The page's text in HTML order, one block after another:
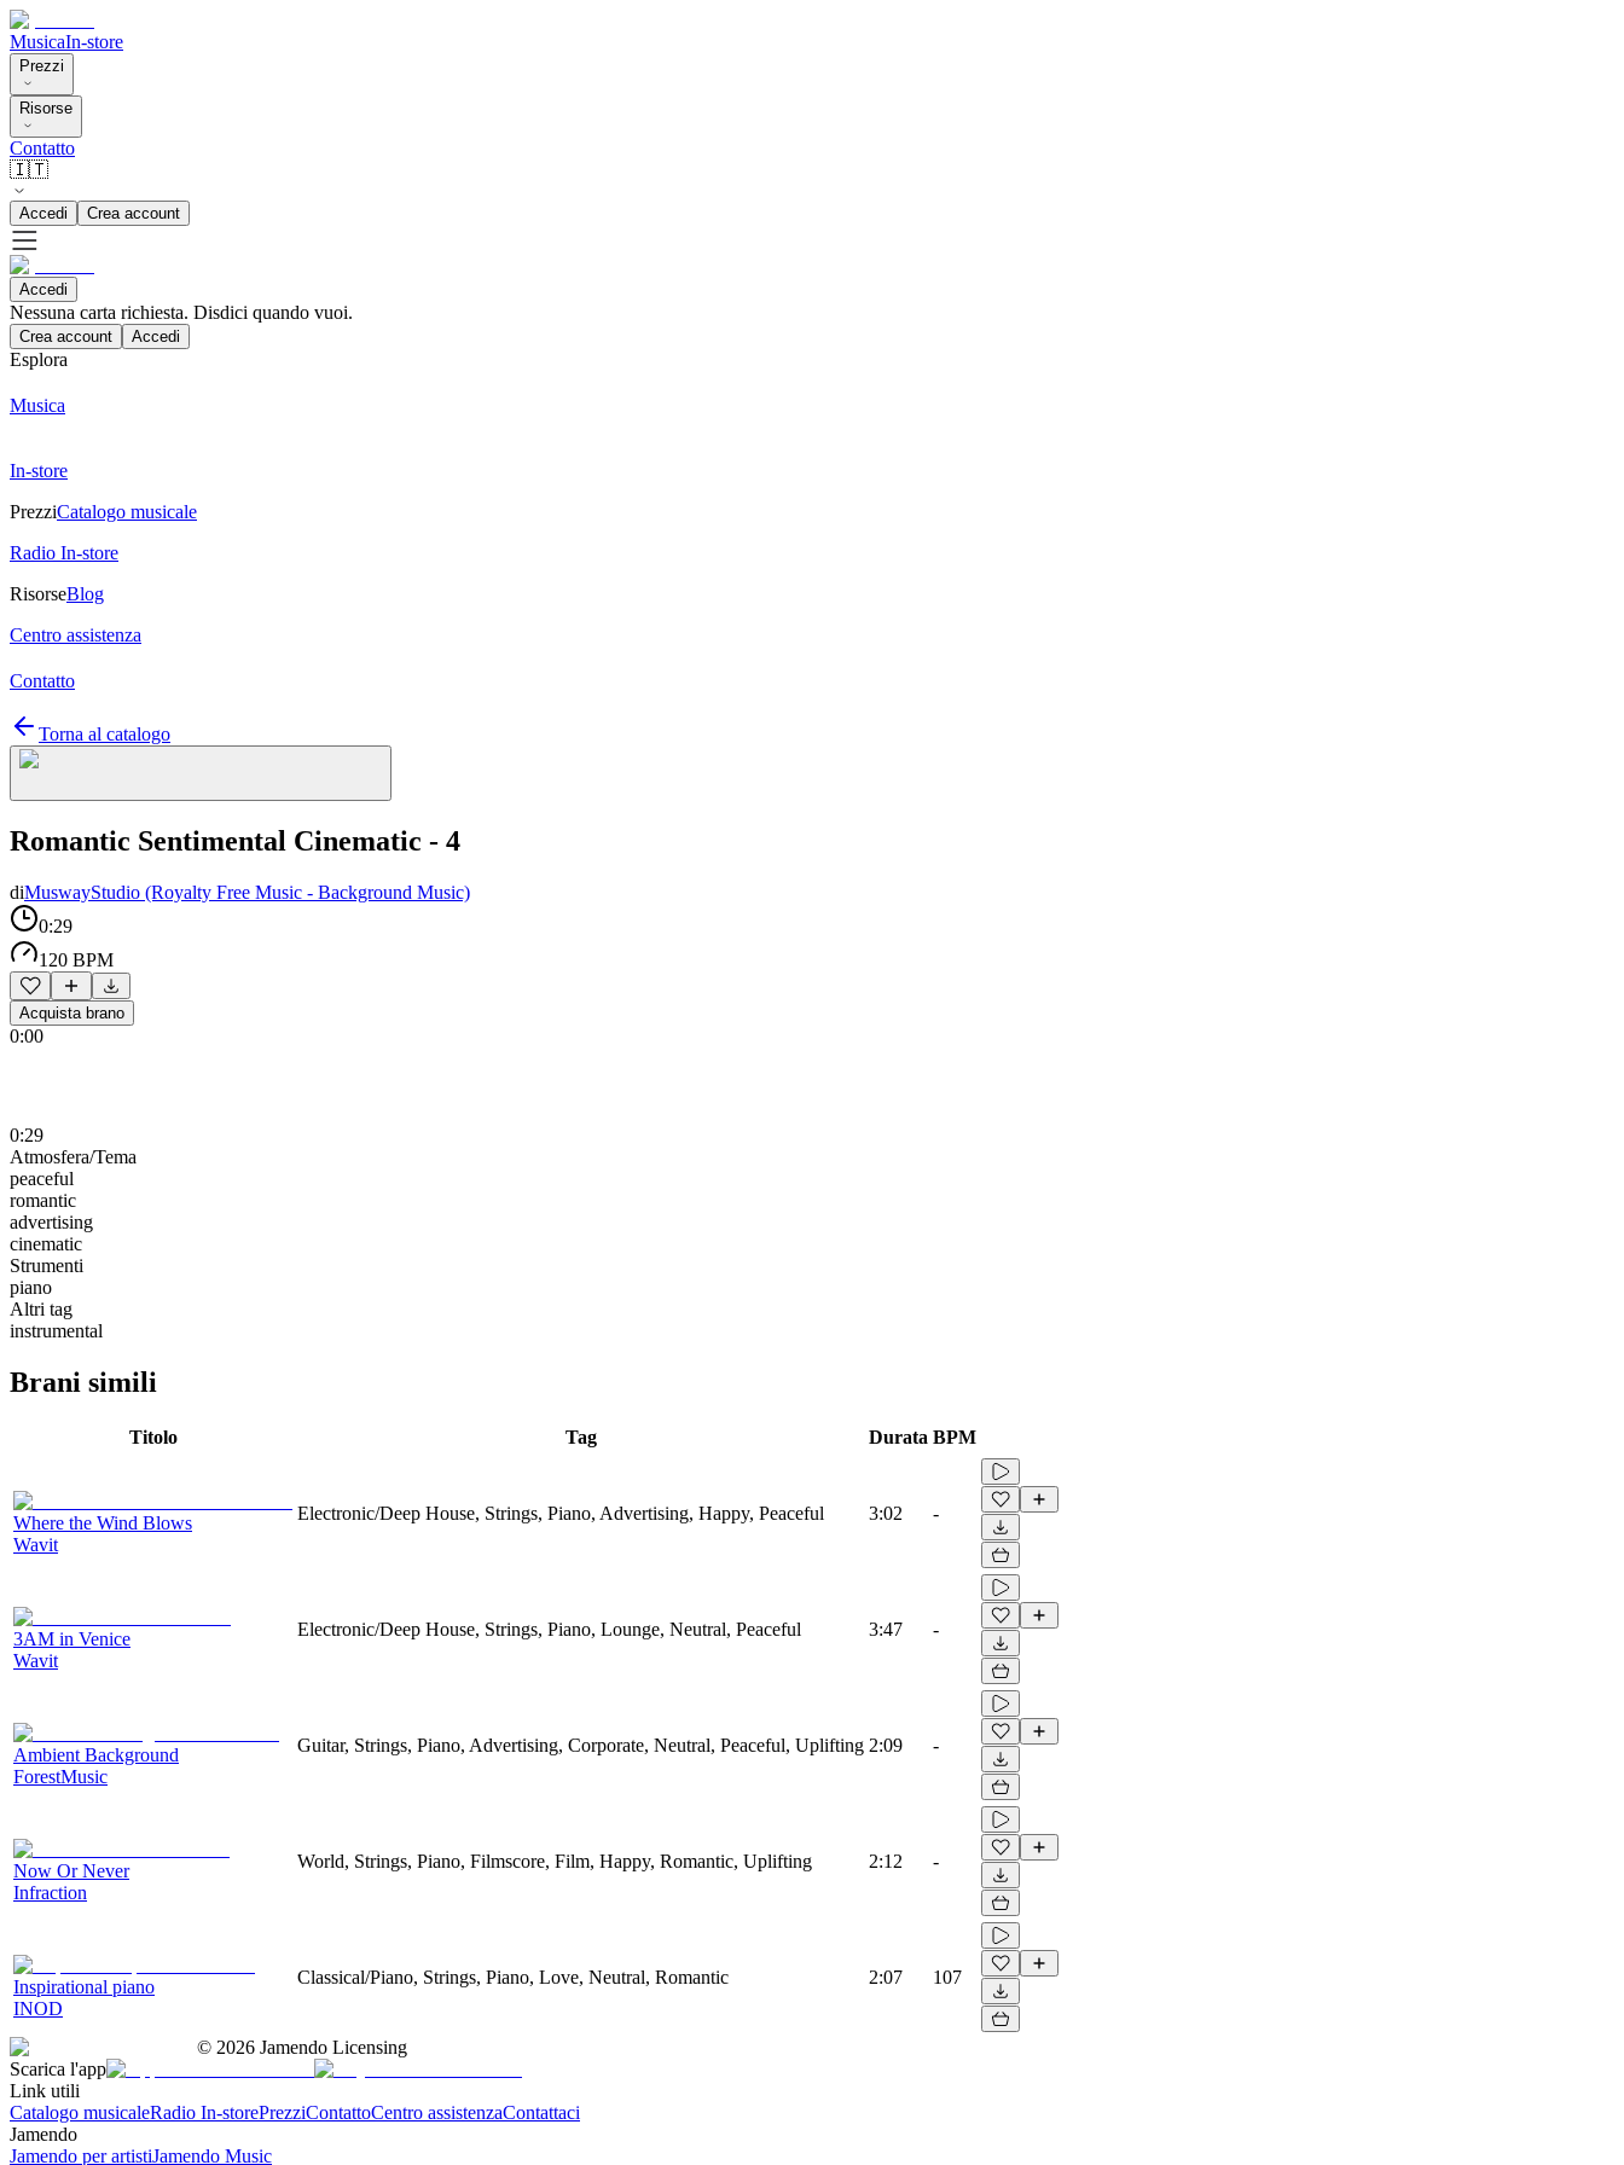
MusicaIn-store
Prezzi
Risorse
Contatto
🇮🇹
Accedi Crea account
Accedi
Nessuna carta richiesta. Disdici quando vuoi.
Crea account Accedi
Esplora
Musica
In-store
PrezziCatalogo musicale
Radio In-store
RisorseBlog
Centro assistenza
Contatto
Torna al catalogo
Romantic Sentimental Cinematic - 4
diMuswayStudio (Royalty Free Music - Background Music)
0:29
120 BPM
Acquista brano
0:00
0:29
Atmosfera/Tema
peaceful
romantic
advertising
cinematic
Strumenti
piano
Altri tag
instrumental
Brani simili
Titolo Tag Durata BPM
Where the Wind Blows
Wavit
Electronic/Deep House, Strings, Piano, Advertising, Happy, Peaceful 3:02 -
3AM in Venice
Wavit
Electronic/Deep House, Strings, Piano, Lounge, Neutral, Peaceful 3:47 -
Ambient Background
ForestMusic
Guitar, Strings, Piano, Advertising, Corporate, Neutral, Peaceful, Uplifting 2:09 -
Now Or Never
Infraction
World, Strings, Piano, Filmscore, Film, Happy, Romantic, Uplifting 2:12 -
Inspirational piano
INOD
Classical/Piano, Strings, Piano, Love, Neutral, Romantic 2:07 107
© 2026 Jamendo Licensing
Scarica l'app
Link utili
Catalogo musicaleRadio In-storePrezziContattoCentro assistenzaContattaci
Jamendo
Jamendo per artistiJamendo Music